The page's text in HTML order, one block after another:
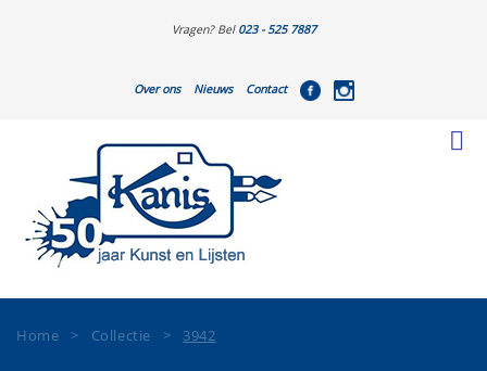
Vragen? Bel 023 - 525 7887
Over ons Nieuws Contact
Home > Collectie > 3942